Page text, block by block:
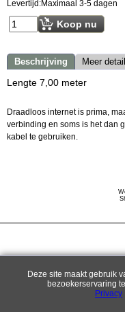
Levertijd:Maximaal 3-5 dagen
Koop nu
Beschrijving Meer
Lengte 7,00 meter
Draadloos internet is prima,
verbinding en soms is het dan
kabel te gebruiken.
Deze site maakt gebruik
bezoekerservaring
Privacy